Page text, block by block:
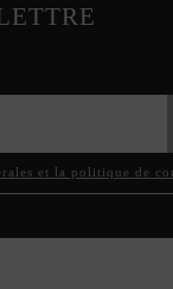
et la politique de